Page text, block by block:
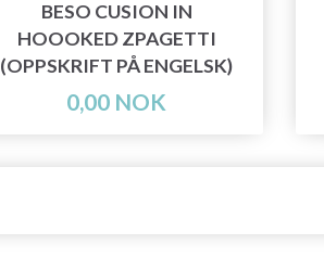
BESO CUSION IN
HOOOKED ZPAGETTI
(OPPSKRIFT PÅ ENGELSK)
0,00 NOK